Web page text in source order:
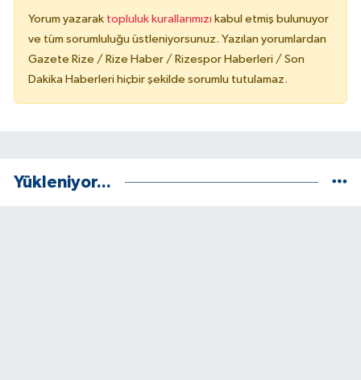
Yorum yazarak topluluk kurallarımızı kabul etmiş bulunuyor
ve tüm sorumluluğu üstleniyorsunuz. Yazılan yorumlardan
Gazete Rize / Rize Haber / Rizespor Haberleri / Son
Dakika Haberleri hiçbir şekilde sorumlu tutulamaz.
Yükleniyor...